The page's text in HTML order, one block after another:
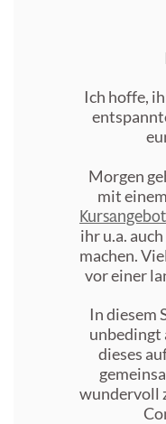
Ich hoffe,
Morgen
mit einem
ihr u.a.
machen.
vor einer
In diesem
unbedingt
dieses
wundervoll